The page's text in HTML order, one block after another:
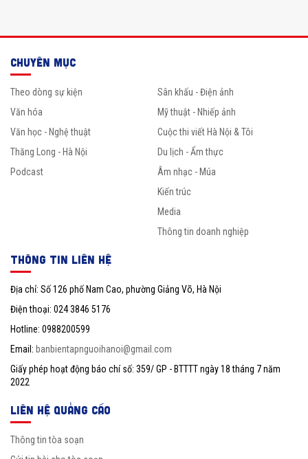
CHUYÊN MỤC
Theo dòng sự kiện
Văn hóa
Văn học - Nghệ thuật
Thăng Long - Hà Nội
Podcast
Sân khấu - Điện ảnh
Mỹ thuật - Nhiếp ảnh
Cuộc thi viết Hà Nội & Tôi
Du lịch - Ẩm thực
Âm nhạc - Múa
Kiến trúc
Media
Thông tin doanh nghiệp
THÔNG TIN LIÊN HỆ
Địa chỉ: Số 126 phố Nam Cao, phường Giảng Võ, Hà Nội
Điện thoại: 024 3846 5176
Hotline: 0988200599
Email: banbientapnguoihanoi@gmail.com
Giấy phép hoạt động báo chí số: 359/ GP - BTTTT ngày 18 tháng 7 năm
2022
LIÊN HỆ QUẢNG CÁO
Thông tin tòa soạn